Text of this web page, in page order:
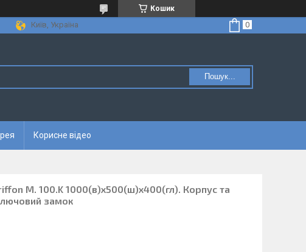
Кошик
Київ, Україна
Пошук...
Корисне відео
M. 100.K 1000(в)х500(ш)х400(гл). Корпус та
замок